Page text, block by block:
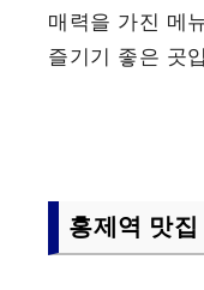
매력을 가진 메
즐기기 좋은 곳
홍제역 맛